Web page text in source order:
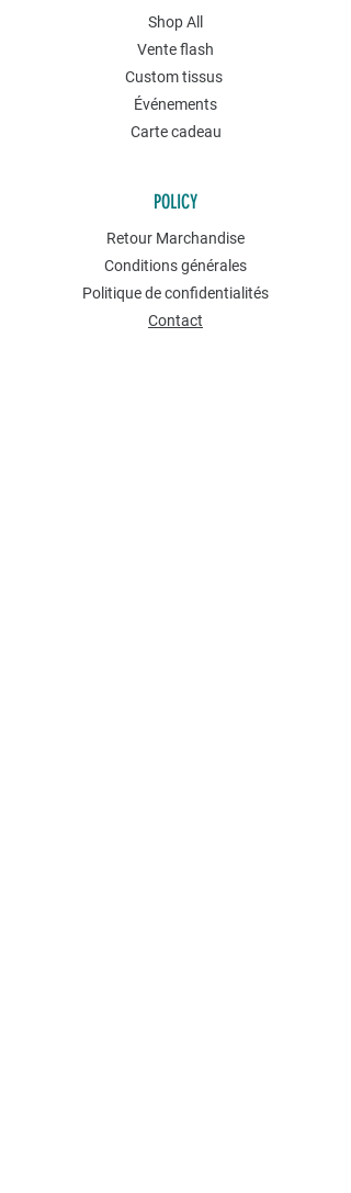
Shop All
Vente flash
Custom tissus
Événements
Carte cadeau
POLICY
Retour Marchandise
Conditions générales
Politique de confidentialités
Contact